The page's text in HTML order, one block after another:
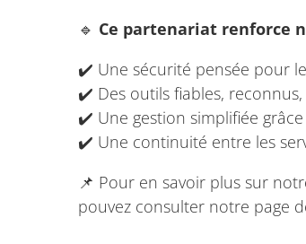
🔹 Ce partenariat renforce
✔️ Une sécurité pensée pour
✔️ Des outils fiables,
✔️ Une gestion simplifiée
✔️ Une continuité entre les
📌 Pour en savoir plus sur
pouvez consulter notre page